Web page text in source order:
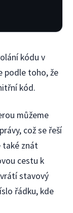
kódu v
podle toho, že
kód.
můžeme
což se řeší
také znát
cestu k
stavový
řádku, kde